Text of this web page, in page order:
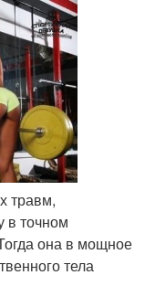
травм,
в точном
она в мощное
тела